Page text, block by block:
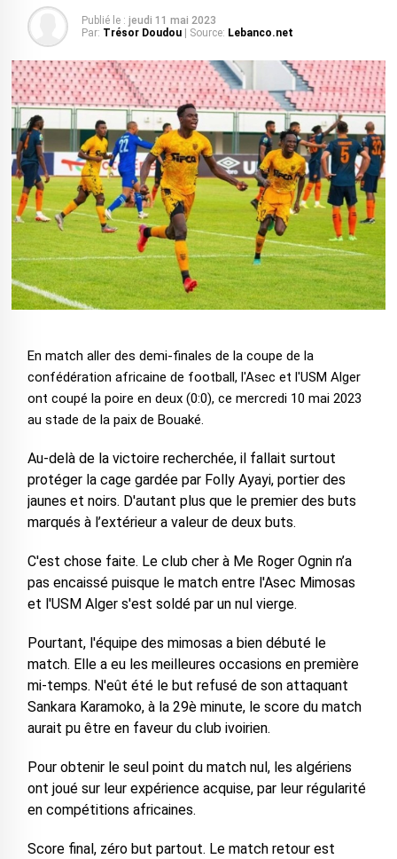
Publié le : jeudi 11 mai 2023
Par: Trésor Doudou | Source: Lebanco.net
En match aller des demi-finales de la coupe de la
confédération africaine de football, l'Asec et l'USM Alger
ont coupé la poire en deux (0:0), ce mercredi 10 mai 2023
au stade de la paix de Bouaké.
Au-delà de la victoire recherchée, il fallait surtout
protéger la cage gardée par Folly Ayayi, portier des
jaunes et noirs. D'autant plus que le premier des buts
marqués à l’extérieur a valeur de deux buts.
C'est chose faite. Le club cher à Me Roger Ognin n’a
pas encaissé puisque le match entre l'Asec Mimosas
et l'USM Alger s'est soldé par un nul vierge.
Pourtant, l'équipe des mimosas a bien débuté le
match. Elle a eu les meilleures occasions en première
mi-temps. N'eût été le but refusé de son attaquant
Sankara Karamoko, à la 29è minute, le score du match
aurait pu être en faveur du club ivoirien.
Pour obtenir le seul point du match nul, les algériens
ont joué sur leur expérience acquise, par leur régularité
en compétitions africaines.
Score final, zéro but partout. Le match retour est